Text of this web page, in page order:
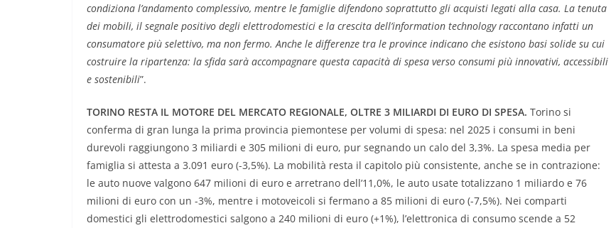
condiziona l’andamento complessivo, mentre le famiglie difendono soprattutto gli acquisti legati alla casa. La tenuta
dei mobili, il segnale positivo degli elettrodomestici e la crescita dell’information technology raccontano infatti un
consumatore più selettivo, ma non fermo. Anche le differenze tra le province indicano che esistono basi solide su cui
costruire la ripartenza: la sfida sarà accompagnare questa capacità di spesa verso consumi più innovativi, accessibili
e sostenibili”.
TORINO RESTA IL MOTORE DEL MERCATO REGIONALE, OLTRE 3 MILIARDI DI EURO DI SPESA. Torino si
conferma di gran lunga la prima provincia piemontese per volumi di spesa: nel 2025 i consumi in beni
durevoli raggiungono 3 miliardi e 305 milioni di euro, pur segnando un calo del 3,3%. La spesa media per
famiglia si attesta a 3.091 euro (-3,5%). La mobilità resta il capitolo più consistente, anche se in contrazione:
le auto nuove valgono 647 milioni di euro e arretrano dell’11,0%, le auto usate totalizzano 1 miliardo e 76
milioni di euro con un -3%, mentre i motoveicoli si fermano a 85 milioni di euro (-7,5%). Nei comparti
domestici gli elettrodomestici salgono a 240 milioni di euro (+1%), l’elettronica di consumo scende a 52